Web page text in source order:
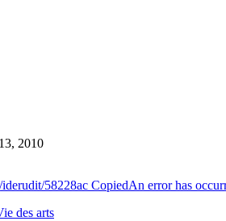
2010
58228ac CopiedAn error has
des arts